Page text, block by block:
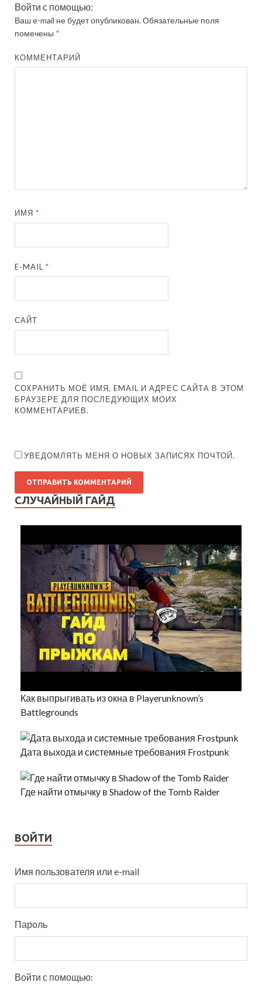
Войти с помощью:
Ваш e-mail не будет опубликован.Обязательные поля
помечены *
КОММЕНТАРИЙ
ИМЯ*
E-MAIL*
САЙТ
СОХРАНИТЬ МОЁ ИМЯ, EMAIL И АДРЕС САЙТА В ЭТОМ
БРАУЗЕРЕ ДЛЯ ПОСЛЕДУЮЩИХ МОИХ
КОММЕНТАРИЕВ.
УВЕДОМЛЯТЬ МЕНЯ О НОВЫХ ЗАПИСЯХ ПОЧТОЙ.
СЛУЧАЙНЫЙ ГАЙД
Как выпрыгивать из окна в Playerunknown’s
Battlegrounds
Дата выхода и системные требования Frostpunk
Где найти отмычку в Shadow of the Tomb Raider
ВОЙТИ
Имя пользователя или e-mail
Пароль
Войти с помощью: